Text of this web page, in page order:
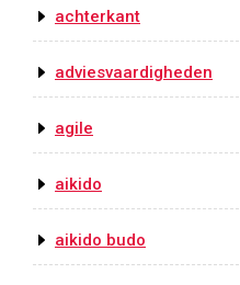
achterkant
adviesvaardigheden
agile
aikido
aikido budo